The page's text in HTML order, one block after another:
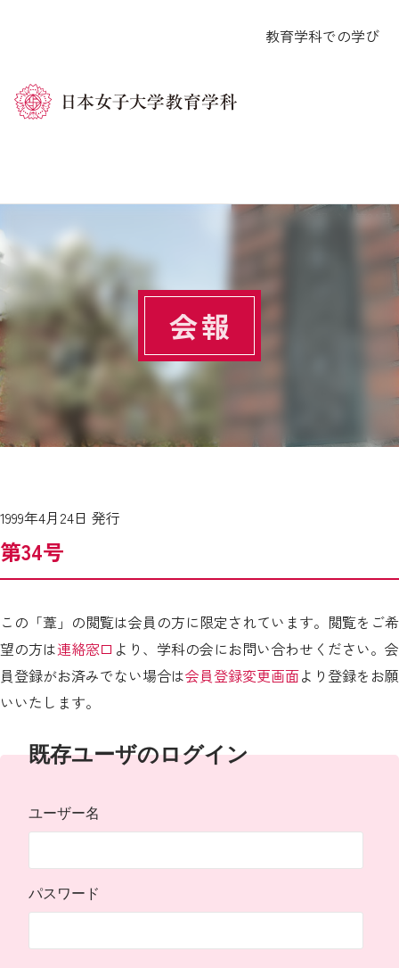
キ
ッ
プ
教育学科での学び
会報
1999年4月24日 発行
第34号
この「葦」の閲覧は会員の方に限定されています。閲覧をご希
望の方は連絡窓口 より、学科の会にお問い合わせください。会
員登録がお済みでない場合は会員登録変更画面より登録をお願
いいたします。
既存ユーザのログイン
ユーザー名
パスワード